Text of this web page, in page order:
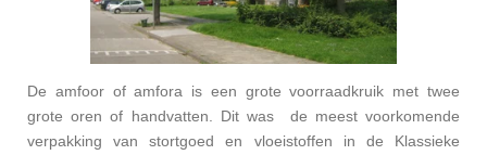
De amfoor of amfora is een grote voorraadkruik met twee
grote oren of handvatten. Dit was de meest voorkomende
verpakking van stortgoed en vloeistoffen in de Klassieke